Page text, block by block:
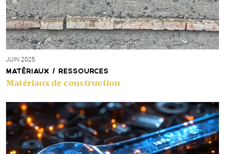
JUIN 2025
MATÉRIAUX / RESSOURCES
Matériaux de construction